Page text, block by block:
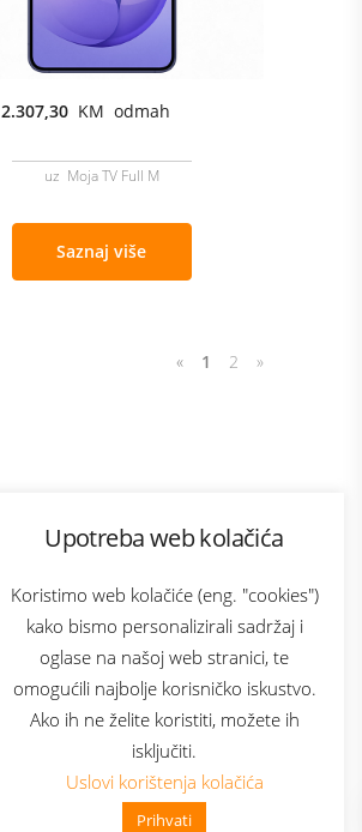
Upotreba web kolačića
Koristimo web kolačiće (eng. "cookies")
kako bismo personalizirali sadržaj i
oglase na našoj web stranici, te
omogućili najbolje korisničko iskustvo.
Ako ih ne želite koristiti, možete ih
isključiti.
Uslovi korištenja kolačića
Prihvati
👋 Zdravo, kako mogu pomoći?
2.307,30 KM odmah
uz Moja TV Full M
Saznaj više
« 1 2 »
Bonus plus
Prijava za newsletter